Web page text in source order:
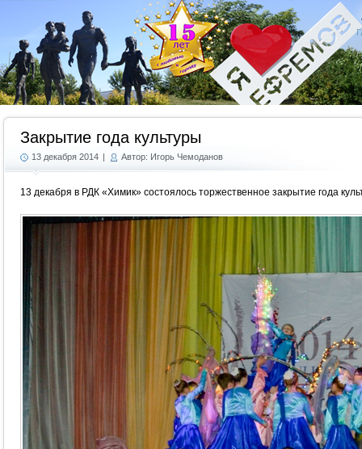
Закрытие года культуры
13 декабря 2014 | Автор: Игорь Чемоданов
13 декабря в РДК «Химик» состоялось торжественное закрытие года